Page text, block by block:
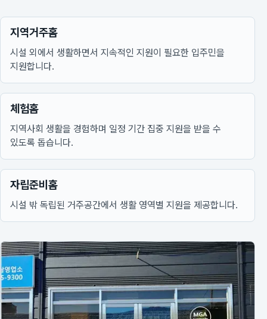
지역거주홈
시설 외에서 생활하면서 지속적인 지원이 필요한 입주민을
지원합니다.
체험홈
지역사회 생활을 경험하며 일정 기간 집중 지원을 받을 수
있도록 돕습니다.
자립준비홈
시설 밖 독립된 거주공간에서 생활 영역별 지원을 제공합니다.